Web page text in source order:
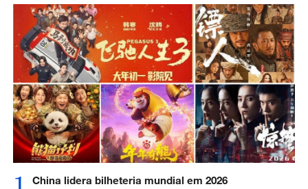
China lidera bilheteria mundial em 2026